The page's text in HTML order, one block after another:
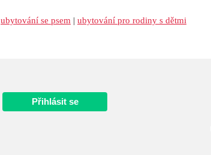
ubytování se psem | ubytování pro rodiny s dětmi